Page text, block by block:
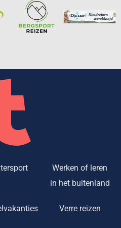
Werken of leren
in het buitenland
Verre reizen